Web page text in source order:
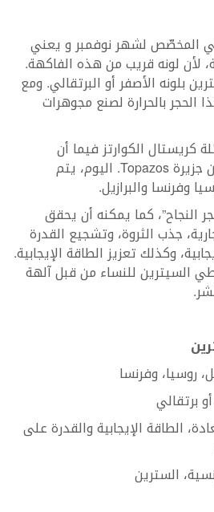
المخصّص لشهر نوفمبر و يعني
لأن لونه قريب من هذه الفاكهة.
بلونه الأصفر أو البرتقالي. ومع
الحجر بالحرارة لصنع مجوهرات
كريستال الكوارتز فيما أن
إستخراجه بالأصل فهو من جزيرة Topazos. اليوم، يتم
وفرنسا والبرازيل.
النجاح”، كما يمكنه أن يحقق
جذب الثروة، وتشجيع القدرة
وكذلك تعزيز الطاقة الإيجابية.
السيترين للنساء من قبل آلهة
روسيا، وفرنسا
برتقالي
الطاقة الإيجابية والقدرة على
السترين